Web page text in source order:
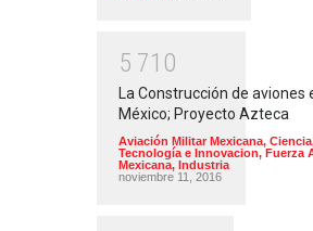
5 71 0
La Construcción de aviones
México; Proyecto Azteca
Aviación Militar Mexicana,
Tecnología e Innovacion, Fuerza
Mexicana, Industria
noviembre 11, 2016